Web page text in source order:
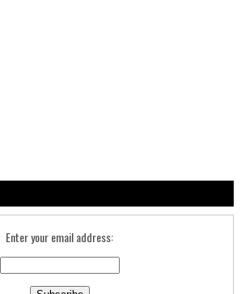
Enter your email address: